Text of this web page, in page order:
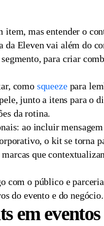
item, mas entender o
da Eleven vai além do
para criar
como squeezepara
junto a itens para o
da rotina.
ao incluir
o kit se torna
que
com o público e
do evento e do negócio.
em eventos